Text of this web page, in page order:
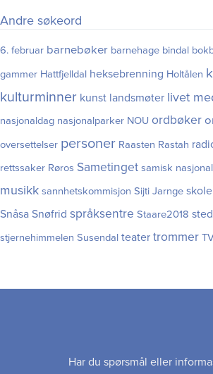
Andre søkeord
6. februar barnebøker barnehage bindal
gammer Hattfjelldal heksebrenning Holtålen
kulturminner kunst landsmøter livet
nasjonaldag nasjonalparker NOU ordbøker
oversettelser personer Raasten Rastah
rettssaker Røros Sametinget samisk
musikk sannhetskommisjon Sijti Jarnge
Snåsa Snøfrid språksentre Staare2018
stjernehimmelen Susendal teater trommer
Har du spørsmål eller